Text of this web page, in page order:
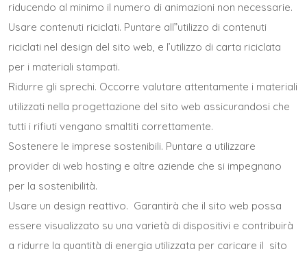
riducendo al minimo il numero di animazioni non necessarie.
Usare contenuti riciclati. Puntare all”utilizzo di contenuti
riciclati nel design del sito web, e l’utilizzo di carta riciclata
per i materiali stampati.
Ridurre gli sprechi. Occorre valutare attentamente i materiali
utilizzati nella progettazione del sito web assicurandosi che
tutti i rifiuti vengano smaltiti correttamente.
Sostenere le imprese sostenibili. Puntare a utilizzare
provider di web hosting e altre aziende che si impegnano
per la sostenibilità.
Usare un design reattivo. Garantirà che il sito web possa
essere visualizzato su una varietà di dispositivi e contribuirà
a ridurre la quantità di energia utilizzata per caricare il sito